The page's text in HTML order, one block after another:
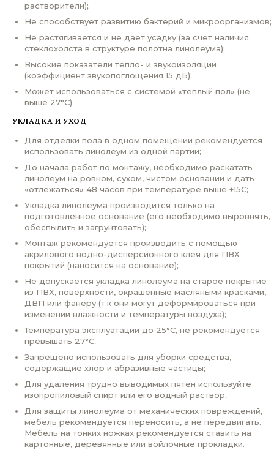
растворители);
Не способствует развитию бактерий и микроорганизмов;
Не растягивается и не дает усадку (за счет наличия
стеклохолста в структуре полотна линолеума);
Высокие показатели тепло- и звукоизоляции
(коэффициент звукопоглощения 15 дБ);
Может использоваться с системой «теплый пол» (не
выше 27°С).
УКЛАДКА И УХОД
Для отделки пола в одном помещении рекомендуется
использовать линолеум из одной партии;
До начала работ по монтажу, необходимо раскатать
линолеум на ровном, сухом, чистом основании и дать
«отлежаться» 48 часов при температуре выше +15С;
Укладка линолеума производится только на
подготовленное основание (его необходимо выровнять,
обеспылить и загрунтовать);
Монтаж рекомендуется производить с помощью
акрилового водно-дисперсионного клея для ПВХ
покрытий (наносится на основание);
Не допускается укладка линолеума на старое покрытие
из ПВХ, поверхности, окрашенные масляными красками,
ДВП или фанеру (т.к они могут деформироваться при
изменении влажности и температуры воздуха);
Температура эксплуатации до 25°С, не рекомендуется
превышать 27°С;
Запрещено использовать для уборки средства,
содержащие хлор и абразивные частицы;
Для удаления трудно выводимых пятен используйте
изопропиловый спирт или его водный раствор;
Для защиты линолеума от механических повреждений,
мебель рекомендуется переносить, а не передвигать.
Мебель на тонких ножках рекомендуется ставить на
картонные, деревянные или войлочные прокладки.